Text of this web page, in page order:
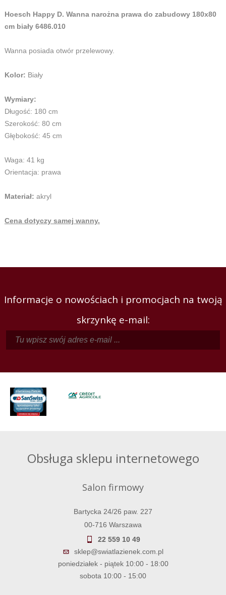
Hoesch Happy D. Wanna narożna prawa do zabudowy 180x80
cm biały 6486.010
Wanna posiada otwór przelewowy.
Kolor: Biały
Wymiary:
Długość: 180 cm
Szerokość: 80 cm
Głębokość: 45 cm
Waga: 41 kg
Orientacja: prawa
Materiał: akryl
Cena dotyczy samej wanny.
Informacje o nowościach i promocjach na twoją
skrzynkę e-mail:
Obsługa sklepu internetowego
Salon firmowy
Bartycka 24/26 paw. 227
00-716 Warszawa
22 559 10 49
sklep@swiatlazienek.com.pl
poniedziałek - piątek 10:00 - 18:00
sobota 10:00 - 15:00